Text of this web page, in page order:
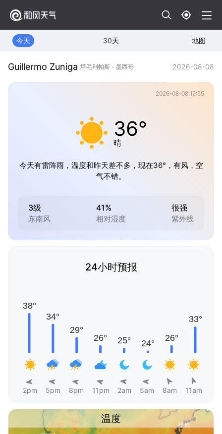
今天 30天 地图
Guillermo Zuniga 塔毛利帕斯 - 墨西哥 2026-08-08
2026-08-08 12:55
36°
晴
今天有雷阵雨，温度和昨天差不多，现在36°，有风，空
气不错。
3级
东南风
41%
相对湿度
很强
紫外线
24小时预报
2pm 5pm 8pm 11pm 2am 5am 8am 11am
温度